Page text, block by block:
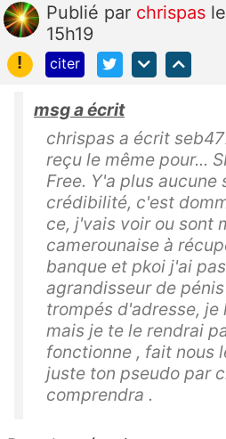
Publié par chrispas
15h19
!
citer
msg a écrit
chrispas a écrit
reçu le même pour...
Free. Y'a plus
crédibilité, c'est
ce, j'vais voir ou sont
camerounaise à
banque et pkoi j'ai
agrandisseur de
trompés d'adresse, je
mais je te le rendrai
fonctionne , fait nous
juste ton pseudo par
comprendra .